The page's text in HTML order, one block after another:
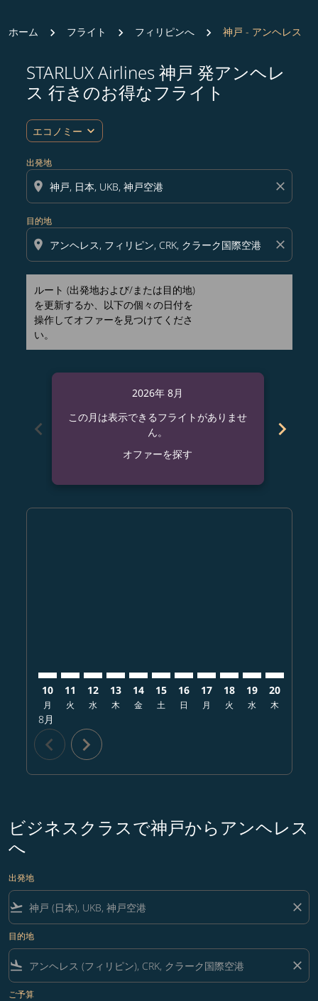
ホーム フライト フィリピンへ 神戸 - アンヘレス
STARLUX Airlines 神戸 発アンヘレ
ス 行きのお得なフライト
エコノミー expand_more
出発地
location_on close
目的地
location_on close
ルート (出発地および/または目的地)
を更新するか、以下の個々の日付を
操作してオファーを見つけてくださ
い。
ルート (出発地および/または目的地) を更新するか、以
chevron_left
2026年 8月
この月は表示できるフライトがありませ
ん。
オファーを探す
chevron_right
10
月
8月
11
火
12
水
13
木
14
金
15
土
16
日
17
月
18
火
19
水
20
木
chevron_left chevron_right
ビジネスクラスで神戸からアンヘレス
へ
出発地
flight_takeoff close
目的地
flight_land close
ご予算